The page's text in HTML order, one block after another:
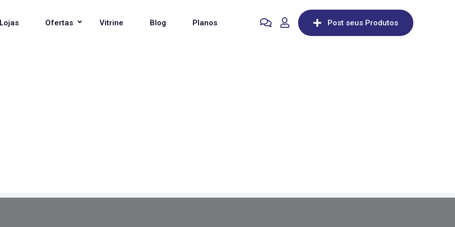
Lojas Ofertas Vitrine Blog Planos Post seus Produtos